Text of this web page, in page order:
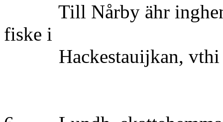
Till Nårby ähr inghen
fiske i
Hackestauijkan, vthi